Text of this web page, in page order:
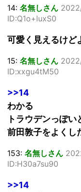
14: 名無しさん
ID:Q1o+luxS0
可愛く見えるけど
15: 名無しさん
ID:xxgu4tM50
>>14
わかる
トラウデンっぽい
前田敦子をよくし
153: 名無しさん
ID:H30a7su90
>>14